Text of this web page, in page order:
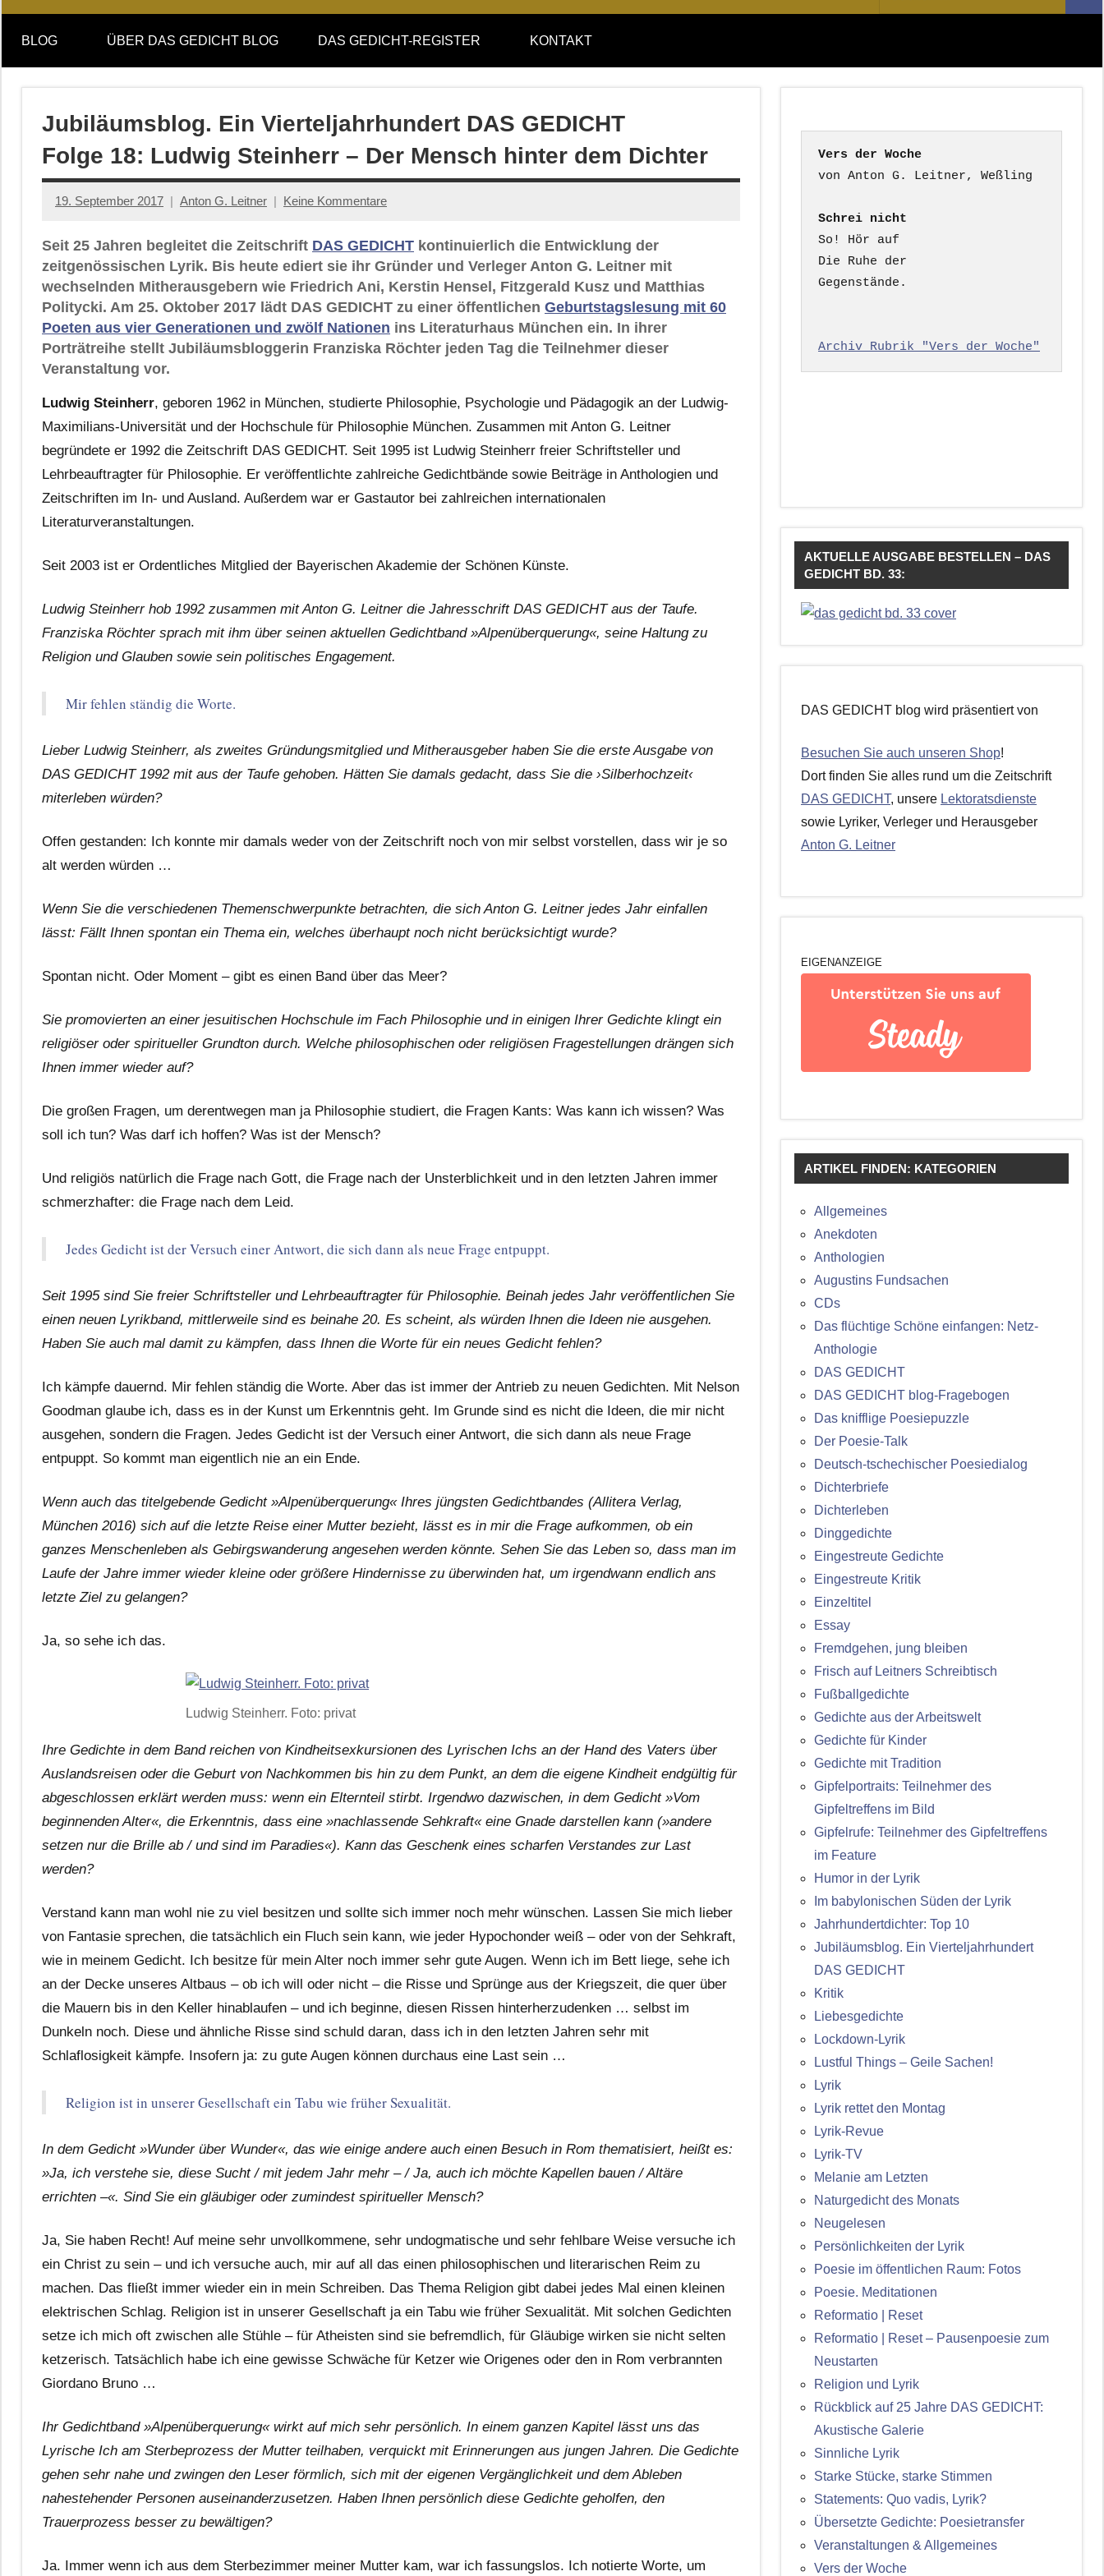
DAS
GEDICHT
blog
DAS
GEDICHT.
Zeitschrift
nach:
BLOG ÜBER DAS GEDICHT BLOG DAS GEDICHT-REGISTER KONTAKT
Jubiläumsblog. Ein Vierteljahrhundert DAS GEDICHT
Folge 18: Ludwig Steinherr – Der Mensch hinter dem Dichter
19. September 2017 Anton G. Leitner Keine Kommentare
Seit 25 Jahren begleitet die Zeitschrift DAS GEDICHT kontinuierlich die Entwicklung der
zeitgenössischen Lyrik. Bis heute ediert sie ihr Gründer und Verleger Anton G. Leitner mit
wechselnden Mitherausgebern wie Friedrich Ani, Kerstin Hensel, Fitzgerald Kusz und Matthias
Politycki. Am 25. Oktober 2017 lädt DAS GEDICHT zu einer öffentlichen Geburtstagslesung mit 60
Poeten aus vier Generationen und zwölf Nationen ins Literaturhaus München ein. In ihrer
Porträtreihe stellt Jubiläumsbloggerin Franziska Röchter jeden Tag die Teilnehmer dieser
Veranstaltung vor.
Ludwig Steinherr, geboren 1962 in München, studierte Philosophie, Psychologie und Pädagogik an der Ludwig-
Maximilians-Universität und der Hochschule für Philosophie München. Zusammen mit Anton G. Leitner
begründete er 1992 die Zeitschrift DAS GEDICHT. Seit 1995 ist Ludwig Steinherr freier Schriftsteller und
Lehrbeauftragter für Philosophie. Er veröffentlichte zahlreiche Gedichtbände sowie Beiträge in Anthologien und
Zeitschriften im In- und Ausland. Außerdem war er Gastautor bei zahlreichen internationalen
Literaturveranstaltungen.
Seit 2003 ist er Ordentliches Mitglied der Bayerischen Akademie der Schönen Künste.
Ludwig Steinherr hob 1992 zusammen mit Anton G. Leitner die Jahresschrift DAS GEDICHT aus der Taufe.
Franziska Röchter sprach mit ihm über seinen aktuellen Gedichtband »Alpenüberquerung«, seine Haltung zu
Religion und Glauben sowie sein politisches Engagement.
Mir fehlen ständig die Worte.
Lieber Ludwig Steinherr, als zweites Gründungsmitglied und Mitherausgeber haben Sie die erste Ausgabe von
DAS GEDICHT 1992 mit aus der Taufe gehoben. Hätten Sie damals gedacht, dass Sie die ›Silberhochzeit‹
miterleben würden?
Offen gestanden: Ich konnte mir damals weder von der Zeitschrift noch von mir selbst vorstellen, dass wir je so
alt werden würden …
Wenn Sie die verschiedenen Themenschwerpunkte betrachten, die sich Anton G. Leitner jedes Jahr einfallen
lässt: Fällt Ihnen spontan ein Thema ein, welches überhaupt noch nicht berücksichtigt wurde?
Spontan nicht. Oder Moment – gibt es einen Band über das Meer?
Sie promovierten an einer jesuitischen Hochschule im Fach Philosophie und in einigen Ihrer Gedichte klingt ein
religiöser oder spiritueller Grundton durch. Welche philosophischen oder religiösen Fragestellungen drängen sich
Ihnen immer wieder auf?
Die großen Fragen, um derentwegen man ja Philosophie studiert, die Fragen Kants: Was kann ich wissen? Was
soll ich tun? Was darf ich hoffen? Was ist der Mensch?
Und religiös natürlich die Frage nach Gott, die Frage nach der Unsterblichkeit und in den letzten Jahren immer
schmerzhafter: die Frage nach dem Leid.
Jedes Gedicht ist der Versuch einer Antwort, die sich dann als neue Frage entpuppt.
Seit 1995 sind Sie freier Schriftsteller und Lehrbeauftragter für Philosophie. Beinah jedes Jahr veröffentlichen Sie
einen neuen Lyrikband, mittlerweile sind es beinahe 20. Es scheint, als würden Ihnen die Ideen nie ausgehen.
Haben Sie auch mal damit zu kämpfen, dass Ihnen die Worte für ein neues Gedicht fehlen?
Ich kämpfe dauernd. Mir fehlen ständig die Worte. Aber das ist immer der Antrieb zu neuen Gedichten. Mit Nelson
Goodman glaube ich, dass es in der Kunst um Erkenntnis geht. Im Grunde sind es nicht die Ideen, die mir nicht
ausgehen, sondern die Fragen. Jedes Gedicht ist der Versuch einer Antwort, die sich dann als neue Frage
entpuppt. So kommt man eigentlich nie an ein Ende.
Wenn auch das titelgebende Gedicht »Alpenüberquerung« Ihres jüngsten Gedichtbandes (Allitera Verlag,
München 2016) sich auf die letzte Reise einer Mutter bezieht, lässt es in mir die Frage aufkommen, ob ein
ganzes Menschenleben als Gebirgswanderung angesehen werden könnte. Sehen Sie das Leben so, dass man im
Laufe der Jahre immer wieder kleine oder größere Hindernisse zu überwinden hat, um irgendwann endlich ans
letzte Ziel zu gelangen?
Ja, so sehe ich das.
Ludwig Steinherr. Foto: privat
Ihre Gedichte in dem Band reichen von Kindheitsexkursionen des Lyrischen Ichs an der Hand des Vaters über
Auslandsreisen oder die Geburt von Nachkommen bis hin zu dem Punkt, an dem die eigene Kindheit endgültig für
abgeschlossen erklärt werden muss: wenn ein Elternteil stirbt. Irgendwo dazwischen, in dem Gedicht »Vom
beginnenden Alter«, die Erkenntnis, dass eine »nachlassende Sehkraft« eine Gnade darstellen kann (»andere
setzen nur die Brille ab / und sind im Paradies«). Kann das Geschenk eines scharfen Verstandes zur Last
werden?
Verstand kann man wohl nie zu viel besitzen und sollte sich immer noch mehr wünschen. Lassen Sie mich lieber
von Fantasie sprechen, die tatsächlich ein Fluch sein kann, wie jeder Hypochonder weiß – oder von der Sehkraft,
wie in meinem Gedicht. Ich besitze für mein Alter noch immer sehr gute Augen. Wenn ich im Bett liege, sehe ich
an der Decke unseres Altbaus – ob ich will oder nicht – die Risse und Sprünge aus der Kriegszeit, die quer über
die Mauern bis in den Keller hinablaufen – und ich beginne, diesen Rissen hinterherzudenken … selbst im
Dunkeln noch. Diese und ähnliche Risse sind schuld daran, dass ich in den letzten Jahren sehr mit
Schlaflosigkeit kämpfe. Insofern ja: zu gute Augen können durchaus eine Last sein …
Religion ist in unserer Gesellschaft ein Tabu wie früher Sexualität.
In dem Gedicht »Wunder über Wunder«, das wie einige andere auch einen Besuch in Rom thematisiert, heißt es:
»Ja, ich verstehe sie, diese Sucht / mit jedem Jahr mehr – / Ja, auch ich möchte Kapellen bauen / Altäre
errichten –«. Sind Sie ein gläubiger oder zumindest spiritueller Mensch?
Ja, Sie haben Recht! Auf meine sehr unvollkommene, sehr undogmatische und sehr fehlbare Weise versuche ich
ein Christ zu sein – und ich versuche auch, mir auf all das einen philosophischen und literarischen Reim zu
machen. Das fließt immer wieder ein in mein Schreiben. Das Thema Religion gibt dabei jedes Mal einen kleinen
elektrischen Schlag. Religion ist in unserer Gesellschaft ja ein Tabu wie früher Sexualität. Mit solchen Gedichten
setze ich mich oft zwischen alle Stühle – für Atheisten sind sie befremdlich, für Gläubige wirken sie nicht selten
ketzerisch. Tatsächlich habe ich eine gewisse Schwäche für Ketzer wie Origenes oder den in Rom verbrannten
Giordano Bruno …
Ihr Gedichtband »Alpenüberquerung« wirkt auf mich sehr persönlich. In einem ganzen Kapitel lässt uns das
Lyrische Ich am Sterbeprozess der Mutter teilhaben, verquickt mit Erinnerungen aus jungen Jahren. Die Gedichte
gehen sehr nahe und zwingen den Leser förmlich, sich mit der eigenen Vergänglichkeit und dem Ableben
nahestehender Personen auseinanderzusetzen. Haben Ihnen persönlich diese Gedichte geholfen, den
Trauerprozess besser zu bewältigen?
Ja. Immer wenn ich aus dem Sterbezimmer meiner Mutter kam, war ich fassungslos. Ich notierte Worte, um
Vers der Woche
Schrei nicht
So! Hör auf
Die Ruhe der
Gegenstände.
Archiv Rubrik "Vers der Woche"
AKTUELLE AUSGABE BESTELLEN – DAS
GEDICHT BD. 33:
DAS GEDICHT blog wird präsentiert von
Besuchen Sie auch unseren Shop!
Dort finden Sie alles rund um die Zeitschrift
DAS GEDICHT, unsere Lektoratsdienste
sowie Lyriker, Verleger und Herausgeber
Anton G. Leitner
EIGENANZEIGE
ARTIKEL FINDEN: KATEGORIEN
Allgemeines
Anekdoten
Anthologien
Augustins Fundsachen
CDs
Das flüchtige Schöne einfangen: Netz-
Anthologie
DAS GEDICHT
DAS GEDICHT blog-Fragebogen
Das knifflige Poesiepuzzle
Der Poesie-Talk
Deutsch-tschechischer Poesiedialog
Dichterbriefe
Dichterleben
Dinggedichte
Eingestreute Gedichte
Eingestreute Kritik
Einzeltitel
Essay
Fremdgehen, jung bleiben
Frisch auf Leitners Schreibtisch
Fußballgedichte
Gedichte aus der Arbeitswelt
Gedichte für Kinder
Gedichte mit Tradition
Gipfelportraits: Teilnehmer des
Gipfeltreffens im Bild
Gipfelrufe: Teilnehmer des Gipfeltreffens
im Feature
Humor in der Lyrik
Im babylonischen Süden der Lyrik
Jahrhundertdichter: Top 10
Jubiläumsblog. Ein Vierteljahrhundert
DAS GEDICHT
Kritik
Liebesgedichte
Lockdown-Lyrik
Lustful Things – Geile Sachen!
Lyrik
Lyrik rettet den Montag
Lyrik-Revue
Lyrik-TV
Melanie am Letzten
Naturgedicht des Monats
Neugelesen
Persönlichkeiten der Lyrik
Poesie im öffentlichen Raum: Fotos
Poesie. Meditationen
Reformatio | Reset
Reformatio | Reset – Pausenpoesie zum
Neustarten
Religion und Lyrik
Rückblick auf 25 Jahre DAS GEDICHT:
Akustische Galerie
Sinnliche Lyrik
Starke Stücke, starke Stimmen
Statements: Quo vadis, Lyrik?
Übersetzte Gedichte: Poesietransfer
Veranstaltungen & Allgemeines
Vers der Woche